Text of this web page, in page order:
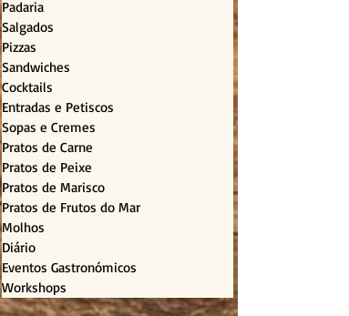
Padaria
Salgados
Pizzas
Sandwiches
Cocktails
Entradas e Petiscos
Sopas e Cremes
Pratos de Carne
Pratos de Peixe
Pratos de Marisco
Pratos de Frutos do Mar
Molhos
Diário
Eventos Gastronómicos
Workshops